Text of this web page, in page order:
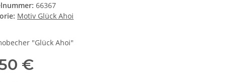
66367
Motiv Glück Ahoi
"Glück Ahoi"
€